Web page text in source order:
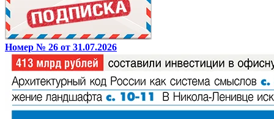
Номер № 26 от 31.07.2026